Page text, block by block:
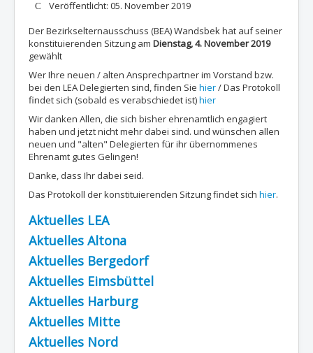
DetailsVeröffentlicht: 05. November 2019
Der Bezirkselternausschuss (BEA) Wandsbek hat auf seiner
konstituierenden Sitzung am Dienstag, 4. November 2019
gewählt
Wer Ihre neuen / alten Ansprechpartner im Vorstand bzw.
bei den LEA Delegierten sind, finden Sie hier/ Das Protokoll
findet sich (sobald es verabschiedet ist)hier
Wir danken Allen, die sich bisher ehrenamtlich engagiert
haben und jetzt nicht mehr dabei sind. und wünschen allen
neuen und "alten" Delegierten für ihr übernommenes
Ehrenamt gutes Gelingen!
Danke, dass Ihr dabei seid.
Das Protokoll der konstituierenden Sitzung findet sich hier.
Aktuelles LEA
Aktuelles Altona
Aktuelles Bergedorf
Aktuelles Eimsbüttel
Aktuelles Harburg
Aktuelles Mitte
Aktuelles Nord